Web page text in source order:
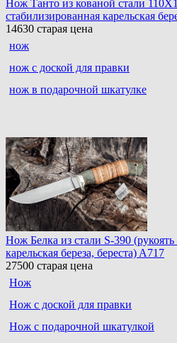
Нож Танто из кованой стали
стабилизированная карельская
14630 старая цена
нож
нож с доской для правки
нож в подарочной шкатулке
Нож Белка из стали S-390
карельская береза, береста) A717
27500 старая цена
Нож
Нож с доской для правки
Нож с подарочной шкатулкой